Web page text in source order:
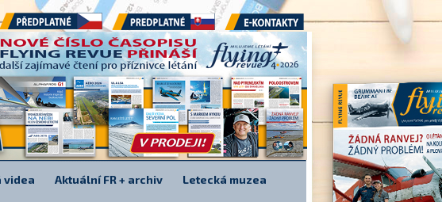
Předplatné Předplatné E-kontakty
videa Aktuální FR + archiv Letecká muzea